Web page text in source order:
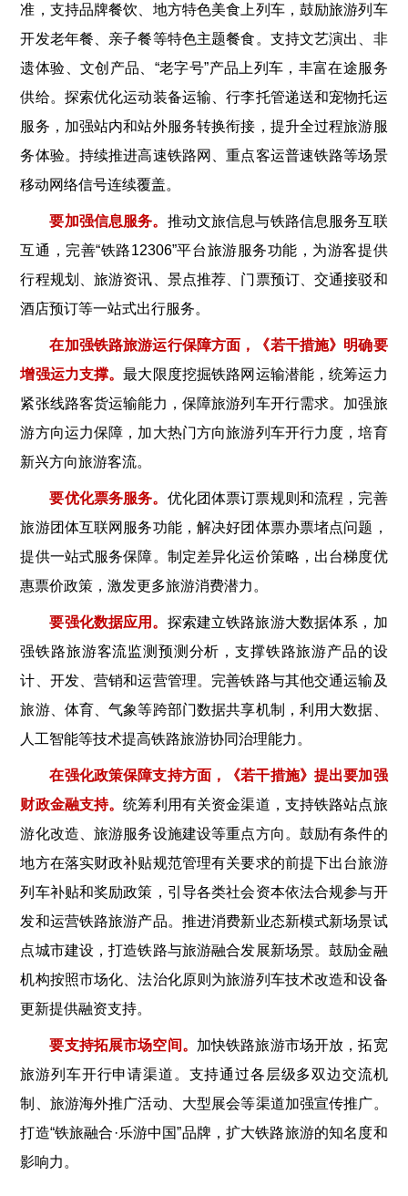
准，支持品牌餐饮、地方特色美食上列车，鼓励旅游列车
开发老年餐、亲子餐等特色主题餐食。支持文艺演出、非
遗体验、文创产品、“老字号”产品上列车，丰富在途服务
供给。探索优化运动装备运输、行李托管递送和宠物托运
服务，加强站内和站外服务转换衔接，提升全过程旅游服
务体验。持续推进高速铁路网、重点客运普速铁路等场景
移动网络信号连续覆盖。
要加强信息服务。 推动文旅信息与铁路信息服务互联
互通，完善“铁路12306”平台旅游服务功能，为游客提供
行程规划、旅游资讯、景点推荐、门票预订、交通接驳和
酒店预订等一站式出行服务。
在加强铁路旅游运行保障方面，《若干措施》明确要
增强运力支撑。最大限度挖掘铁路网运输潜能，统筹运力
紧张线路客货运输能力，保障旅游列车开行需求。加强旅
游方向运力保障，加大热门方向旅游列车开行力度，培育
新兴方向旅游客流。
要优化票务服务。 优化团体票订票规则和流程，完善
旅游团体互联网服务功能，解决好团体票办票堵点问题，
提供一站式服务保障。制定差异化运价策略，出台梯度优
惠票价政策，激发更多旅游消费潜力。
要强化数据应用。 探索建立铁路旅游大数据体系，加
强铁路旅游客流监测预测分析，支撑铁路旅游产品的设
计、开发、营销和运营管理。完善铁路与其他交通运输及
旅游、体育、气象等跨部门数据共享机制，利用大数据、
人工智能等技术提高铁路旅游协同治理能力。
在强化政策保障支持方面，《若干措施》提出要加强
财政金融支持。统筹利用有关资金渠道，支持铁路站点旅
游化改造、旅游服务设施建设等重点方向。鼓励有条件的
地方在落实财政补贴规范管理有关要求的前提下出台旅游
列车补贴和奖励政策，引导各类社会资本依法合规参与开
发和运营铁路旅游产品。推进消费新业态新模式新场景试
点城市建设，打造铁路与旅游融合发展新场景。鼓励金融
机构按照市场化、法治化原则为旅游列车技术改造和设备
更新提供融资支持。
要支持拓展市场空间。 加快铁路旅游市场开放，拓宽
旅游列车开行申请渠道。支持通过各层级多双边交流机
制、旅游海外推广活动、大型展会等渠道加强宣传推广。
打造“铁旅融合·乐游中国”品牌，扩大铁路旅游的知名度和
影响力。